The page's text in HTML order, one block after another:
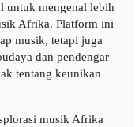
untuk mengenal lebih
Afrika. Platform ini
musik, tetapi juga
dan pendengar
tentang keunikan
musik Afrika